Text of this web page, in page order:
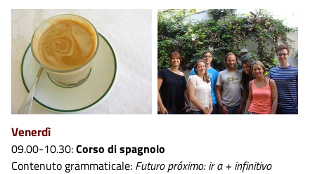
Venerdì
09.00-10.30:Corso di spagnolo
Contenuto grammaticale: Futuro próximo: ir a + infinitivo